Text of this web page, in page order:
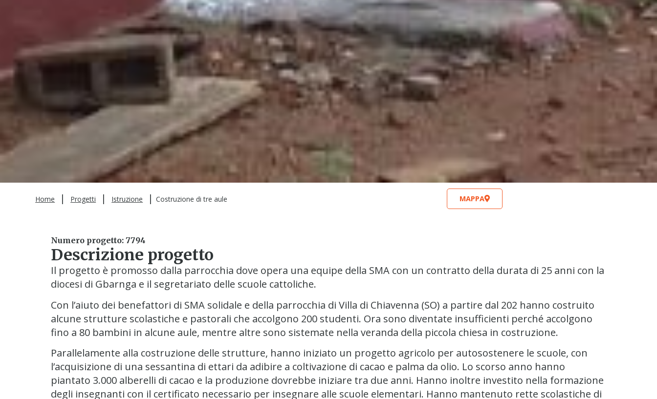
Home | Progetti | Istruzione |Costruzione di tre aule MAPPA
Numero progetto: 7794
Descrizione progetto
Il progetto è promosso dalla parrocchia dove opera una equipe della SMA con un contratto della durata di 25 anni con la
diocesi di Gbarnga e il segretariato delle scuole cattoliche.
Con l’aiuto dei benefattori di SMA solidale e della parrocchia di Villa di Chiavenna (SO) a partire dal 202 hanno costruito
alcune strutture scolastiche e pastorali che accolgono 200 studenti. Ora sono diventate insufficienti perché accolgono
fino a 80 bambini in alcune aule, mentre altre sono sistemate nella veranda della piccola chiesa in costruzione.
Parallelamente alla costruzione delle strutture, hanno iniziato un progetto agricolo per autosostenere le scuole, con
l’acquisizione di una sessantina di ettari da adibire a coltivazione di cacao e palma da olio. Lo scorso anno hanno
piantato 3.000 alberelli di cacao e la produzione dovrebbe iniziare tra due anni. Hanno inoltre investito nella formazione
degli insegnanti con il certificato necessario per insegnare alle scuole elementari. Hanno mantenuto rette scolastiche di